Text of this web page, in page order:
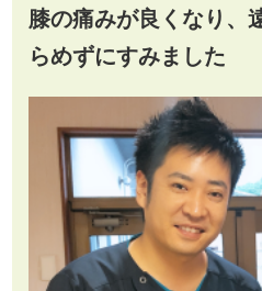
膝の痛みが良くなり、
らめずにすみました